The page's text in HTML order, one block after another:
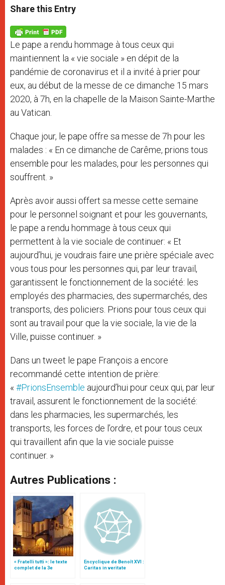
t
s
p
p
s
e
g
e
r
e
b
o
k
Share this Entry
Le pape a rendu hommage à tous ceux qui
maintiennent la « vie sociale » en dépit de la
pandémie de coronavirus et il a invité à prier pour
eux, au début de la messe de ce dimanche 15 mars
2020, à 7h, en la chapelle de la Maison Sainte-Marthe
au Vatican.
Chaque jour, le pape offre sa messe de 7h pour les
malades : « En ce dimanche de Carême, prions tous
ensemble pour les malades, pour les personnes qui
souffrent. »
Après avoir aussi offert sa messe cette semaine
pour le personnel soignant et pour les gouvernants,
le pape a rendu hommage à tous ceux qui
permettent à la vie sociale de continuer: « Et
aujourd’hui, je voudrais faire une prière spéciale avec
vous tous pour les personnes qui, par leur travail,
garantissent le fonctionnement de la société: les
employés des pharmacies, des supermarchés, des
transports, des policiers. Prions pour tous ceux qui
sont au travail pour que la vie sociale, la vie de la
Ville, puisse continuer. »
Dans un tweet le pape François a encore
recommandé cette intention de prière:
« #PrionsEnsemble aujourd’hui pour ceux qui, par leur
travail, assurent le fonctionnement de la société:
dans les pharmacies, les supermarchés, les
transports, les forces de l’ordre, et pour tous ceux
qui travaillent afin que la vie sociale puisse
continuer. »
Autres Publications :
« Fratelli tutti »: le texte
complet de la 3e
Encyclique de Benoît XVI :
Caritas in veritate